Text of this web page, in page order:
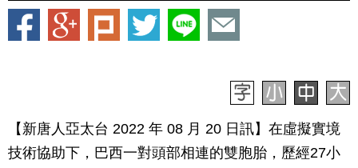
【新唐人亞太台 2022 年 08 月 20 日訊】在虛擬實境
技術協助下，巴西一對頭部相連的雙胞胎，歷經27小